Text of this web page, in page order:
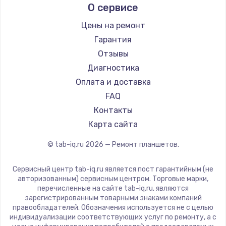
Microsoft
BlackView
Amazon
Aquarius
Philips
Dell
HP
Getac
ZTE
CHUWI
О сервисе
Цены на ремонт
Гарантия
Отзывы
Диагностика
Оплата и доставка
FAQ
Контакты
Карта сайта
© tab-iq.ru 2026 — Ремонт планшетов.
Сервисный центр tab-iq.ru является пост гарантийным (не
авторизованным) сервисным центром. Торговые марки,
перечисленные на сайте tab-iq.ru, являются
зарегистрированным товарными знаками компаний
правообладателей. Обозначения используется не с целью
индивидуализации соответствующих услуг по ремонту, а с